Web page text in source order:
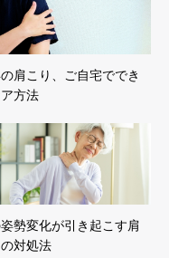
肩こり、ご自宅ででき
方法
勢変化が引き起こす肩
対処法